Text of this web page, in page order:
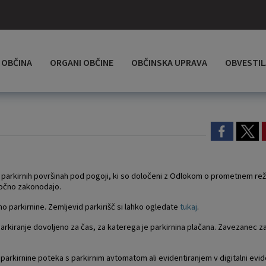
OBČINA ORGANI OBČINE OBČINSKA UPRAVA
površinah pod pogoji, ki so določeni z Odlokom o prometnem
zakonodajo.
parkirnine. Zemljevid parkirišč si lahko ogledate tukaj.
dovoljeno za čas, za katerega je parkirnina plačana. Zavezanec
poteka s parkirnim avtomatom ali evidentiranjem v digitalni